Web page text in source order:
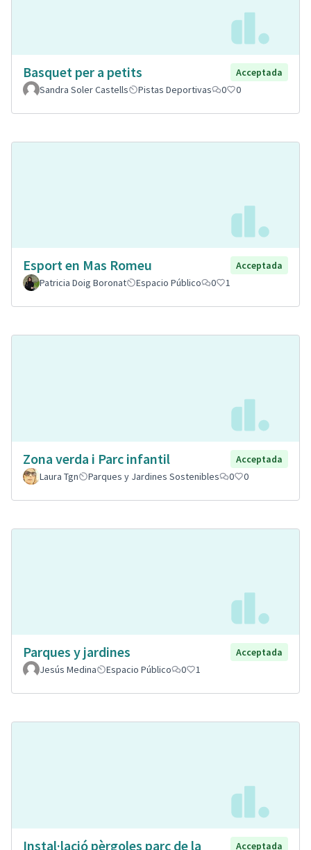
Basquet per a petits
Acceptada
Sandra Soler Castells
Pistas Deportivas 0 0
Esport en Mas Romeu
Acceptada
Patricia Doig Boronat
Espacio Público 0 1
Zona verda i Parc infantil
Acceptada
Laura Tgn
Parques y Jardines Sostenibles 0 0
Parques y jardines
Acceptada
Jesús Medina
Espacio Público 0 1
Instal·lació pèrgoles parc de la
Acceptada